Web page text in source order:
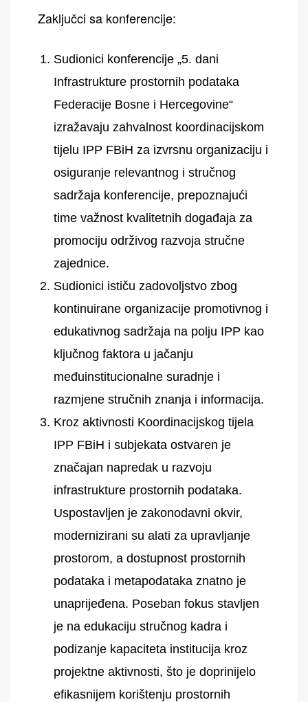
Zaključci sa konferencije:
Sudionici konferencije „5. dani
Infrastrukture prostornih podataka
Federacije Bosne i Hercegovine“
izražavaju zahvalnost koordinacijskom
tijelu IPP FBiH za izvrsnu organizaciju i
osiguranje relevantnog i stručnog
sadržaja konferencije, prepoznajući
time važnost kvalitetnih događaja za
promociju održivog razvoja stručne
zajednice.
Sudionici ističu zadovoljstvo zbog
kontinuirane organizacije promotivnog i
edukativnog sadržaja na polju IPP kao
ključnog faktora u jačanju
međuinstitucionalne suradnje i
razmjene stručnih znanja i informacija.
Kroz aktivnosti Koordinacijskog tijela
IPP FBiH i subjekata ostvaren je
značajan napredak u razvoju
infrastrukture prostornih podataka.
Uspostavljen je zakonodavni okvir,
modernizirani su alati za upravljanje
prostorom, a dostupnost prostornih
podataka i metapodataka znatno je
unaprijeđena. Poseban fokus stavljen
je na edukaciju stručnog kadra i
podizanje kapaciteta institucija kroz
projektne aktivnosti, što je doprinijelo
efikasnijem korištenju prostornih